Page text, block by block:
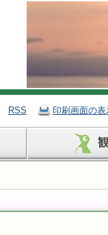
RSS 印刷画面の表